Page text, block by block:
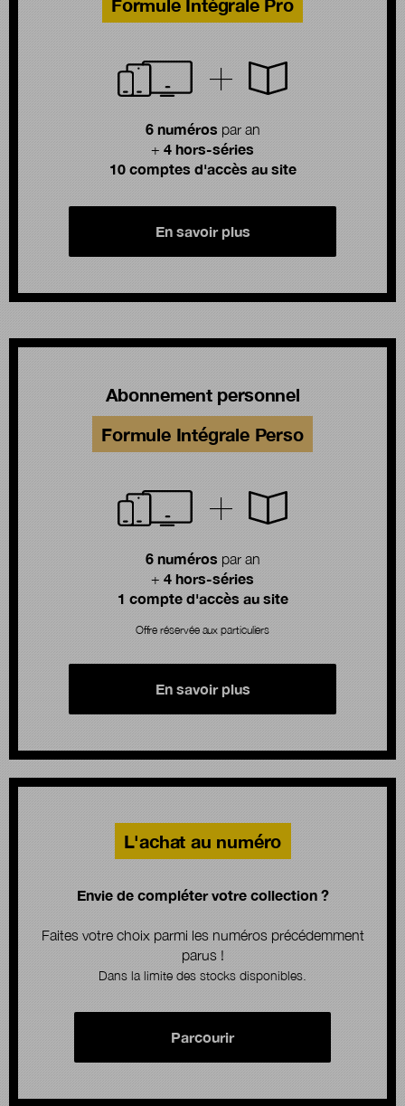
Formule Intégrale Pro
6 numéros par an
+ 4 hors-séries
10 comptes d'accès au site
En savoir plus
Abonnement personnel
Formule Intégrale Perso
6 numérospar an
+ 4 hors-séries
1 compte d'accès au site
Offre réservée aux particuliers
En savoir plus
L'achat au numéro
Envie de compléter votre collection ?
Faites votre choix parmi les numéros précédemment
parus !
Dans la limite des stocks disponibles.
Parcourir